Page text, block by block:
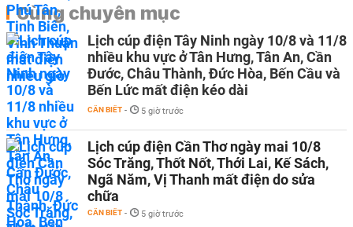
Cùng chuyên mục
Lịch cúp điện Tây Ninh ngày 10/8 và 11/8
nhiều khu vực ở Tân Hưng, Tân An, Cần
Đước, Châu Thành, Đức Hòa, Bến Cầu và
Bến Lức mất điện kéo dài
CẦN BIẾT - 5 giờ trước
Lịch cúp điện Cần Thơ ngày mai 10/8
Sóc Trăng, Thốt Nốt, Thới Lai, Kế Sách,
Ngã Năm, Vị Thanh mất điện do sửa
chữa
CẦN BIẾT - 5 giờ trước